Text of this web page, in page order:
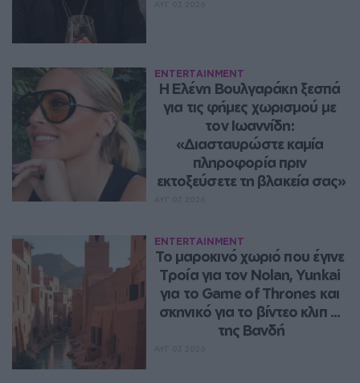
ENTERTAINMENT
Η Ελένη Βουλγαράκη ξεσπά
για τις φήμες χωρισμού με
τον Ιωαννίδη:
«Διασταυρώστε καμία
πληροφορία πριν
εκτοξεύσετε τη βλακεία σας»
ENTERTAINMENT
Το μαροκινό χωριό που έγινε
Τροία για τον Nolan, Yunkai
για το Game of Thrones και
σκηνικό για το βίντεο κλιπ ...
της Βανδή